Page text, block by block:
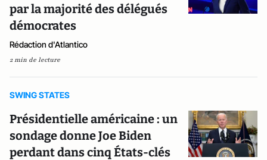
par la majorité des délégués
démocrates
Rédaction d'Atlantico
2 min de lecture
SWING STATES
Présidentielle américaine : un
sondage donne Joe Biden
perdant dans cinq États-clés